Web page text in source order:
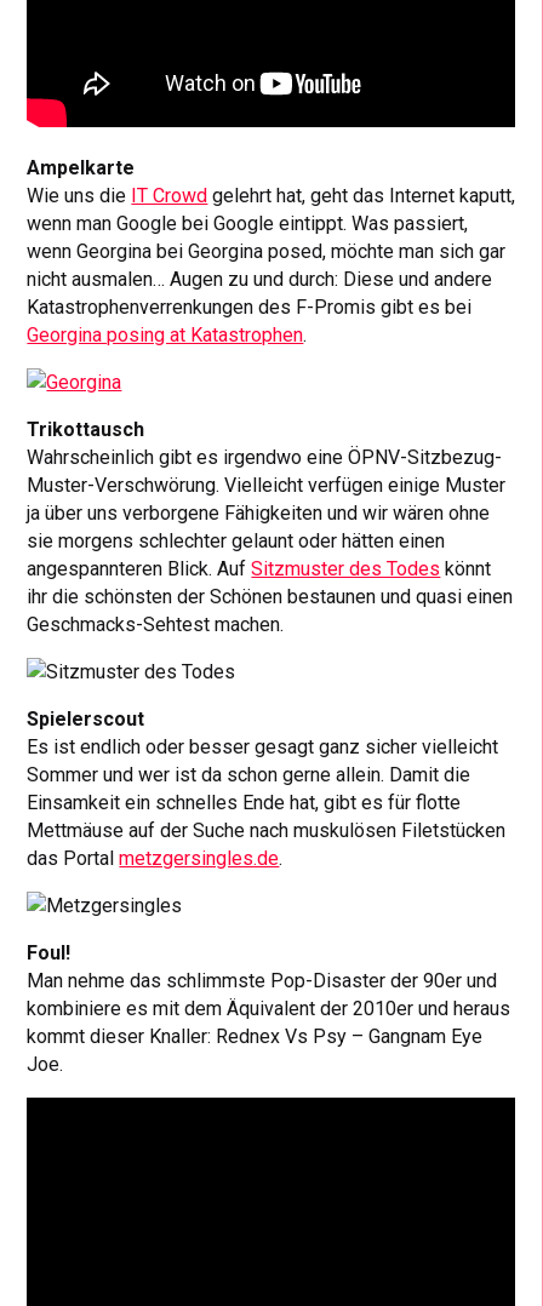
Ampelkarte
Wie uns die IT Crowd gelehrt hat, geht das Internet kaputt,
wenn man Google bei Google eintippt. Was passiert,
wenn Georgina bei Georgina posed, möchte man sich gar
nicht ausmalen… Augen zu und durch: Diese und andere
Katastrophenverrenkungen des F-Promis gibt es bei
Georgina posing at Katastrophen.
Trikottausch
Wahrscheinlich gibt es irgendwo eine ÖPNV-Sitzbezug-
Muster-Verschwörung. Vielleicht verfügen einige Muster
ja über uns verborgene Fähigkeiten und wir wären ohne
sie morgens schlechter gelaunt oder hätten einen
angespannteren Blick. AufSitzmuster des Todes könnt
ihr die schönsten der Schönen bestaunen und quasi einen
Geschmacks-Sehtest machen.
Spielerscout
Es ist endlich oder besser gesagt ganz sicher vielleicht
Sommer und wer ist da schon gerne allein. Damit die
Einsamkeit ein schnelles Ende hat, gibt es für flotte
Mettmäuse auf der Suche nach muskulösen Filetstücken
das Portalmetzgersingles.de.
Foul!
Man nehme das schlimmste Pop-Disaster der 90er und
kombiniere es mit dem Äquivalent der 2010er und heraus
kommt dieser Knaller: Rednex Vs Psy – Gangnam Eye
Joe.